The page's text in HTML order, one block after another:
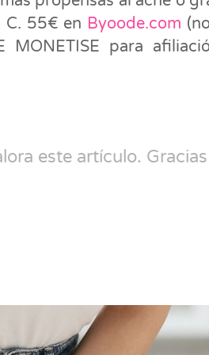
C. 55€ en Byoode.com
MONETISE para
este artículo.